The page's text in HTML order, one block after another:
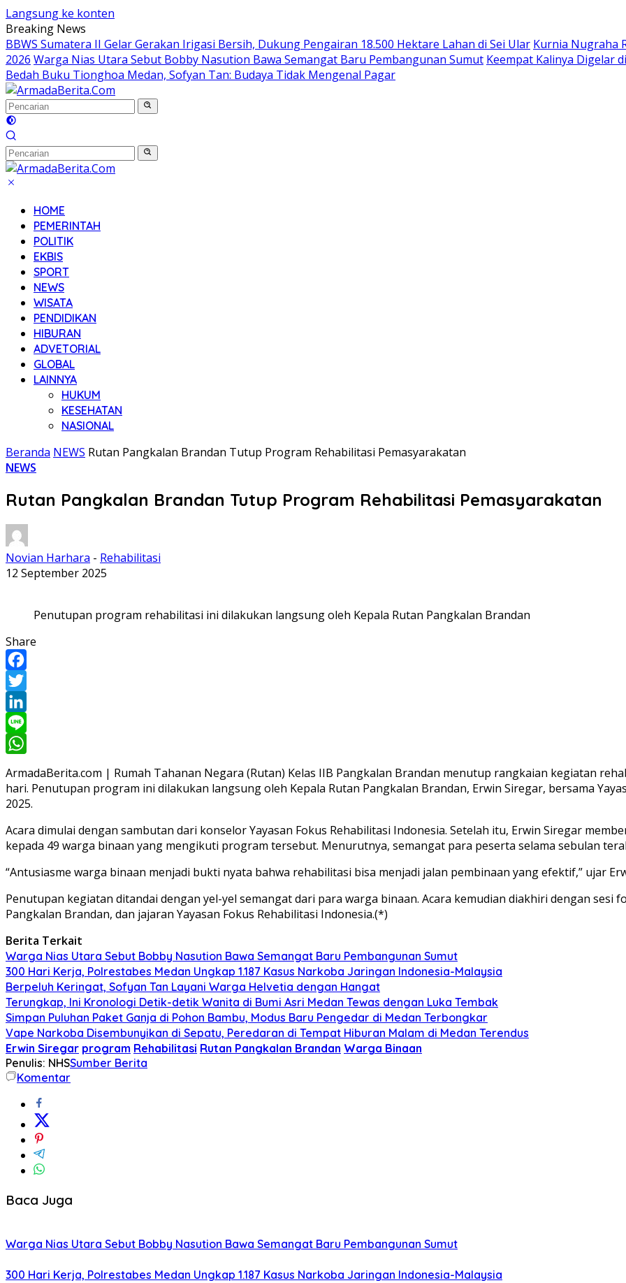
Langsung ke konten
Breaking News
BBWS Sumatera II Gelar Gerakan Irigasi Bersih, Dukung Pengairan 18.500 Hektare Lahan di Sei Ular Kurnia Nugraha
2026 Warga Nias Utara Sebut Bobby Nasution Bawa Semangat Baru Pembangunan Sumut Keempat Kalinya Digelar
Bedah Buku Tionghoa Medan, Sofyan Tan: Budaya Tidak Mengenal Pagar
HOME
PEMERINTAH
POLITIK
EKBIS
SPORT
NEWS
WISATA
PENDIDIKAN
HIBURAN
ADVETORIAL
GLOBAL
LAINNYA
HUKUM
KESEHATAN
NASIONAL
Beranda NEWS Rutan Pangkalan Brandan Tutup Program Rehabilitasi Pemasyarakatan
NEWS
Rutan Pangkalan Brandan Tutup Program Rehabilitasi Pemasyarakatan
Novian Harhara - Rehabilitasi
12 September 2025
Penutupan program rehabilitasi ini dilakukan langsung oleh Kepala Rutan Pangkalan Brandan
Share
Facebook
Twitter
LinkedIn
Line
ArmadaBerita.com | Rumah Tahanan Negara (Rutan) Kelas IIB Pangkalan Brandan menutup rangkaian kegiatan
hari. Penutupan program ini dilakukan langsung oleh Kepala Rutan Pangkalan Brandan, Erwin Siregar, bersama
2025.
Acara dimulai dengan sambutan dari konselor Yayasan Fokus Rehabilitasi Indonesia. Setelah itu, Erwin Siregar
kepada 49 warga binaan yang mengikuti program tersebut. Menurutnya, semangat para peserta selama sebulan
“Antusiasme warga binaan menjadi bukti nyata bahwa rehabilitasi bisa menjadi jalan pembinaan yang efektif,” ujar
Penutupan kegiatan ditandai dengan yel-yel semangat dari para warga binaan. Acara kemudian diakhiri dengan sesi
Pangkalan Brandan, dan jajaran Yayasan Fokus Rehabilitasi Indonesia.(*)
Berita Terkait
Warga Nias Utara Sebut Bobby Nasution Bawa Semangat Baru Pembangunan Sumut
300 Hari Kerja, Polrestabes Medan Ungkap 1.187 Kasus Narkoba Jaringan Indonesia-Malaysia
Berpeluh Keringat, Sofyan Tan Layani Warga Helvetia dengan Hangat
Terungkap, Ini Kronologi Detik-detik Wanita di Bumi Asri Medan Tewas dengan Luka Tembak
Simpan Puluhan Paket Ganja di Pohon Bambu, Modus Baru Pengedar di Medan Terbongkar
Vape Narkoba Disembunyikan di Sepatu, Peredaran di Tempat Hiburan Malam di Medan Terendus
Erwin Siregar program Rehabilitasi Rutan Pangkalan Brandan Warga Binaan
Penulis: NHSSumber Berita
Komentar
Baca Juga
Warga Nias Utara Sebut Bobby Nasution Bawa Semangat Baru Pembangunan Sumut
300 Hari Kerja, Polrestabes Medan Ungkap 1.187 Kasus Narkoba Jaringan Indonesia-Malaysia